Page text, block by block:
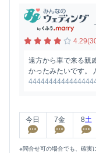
遠方から車で来る親
かったみたいです。
今日 7金 8土
※問合せ可の場合でも、確実